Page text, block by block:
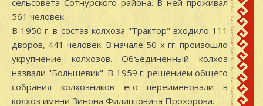
сельсовета Сотнурского района. В ней проживал
561 человек.
В 1950 г. в состав колхоза "Трактор" входило 111
дворов, 441 человек. В начале 50-х гг. произошло
укрупнение колхозов. Объединенный колхоз
назвали "Большевик". В 1959 г. решением общего
собрания колхозников его переименовали в
колхоз имени Зинона Филипповича Прохорова.